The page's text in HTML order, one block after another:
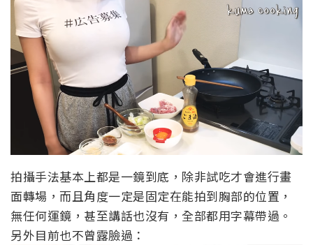
拍攝手法基本上都是一鏡到底，除非試吃才會進行畫
面轉場，而且角度一定是固定在能拍到胸部的位置，
無任何運鏡，甚至講話也沒有，全部都用字幕帶過。
另外目前也不曾露臉過：